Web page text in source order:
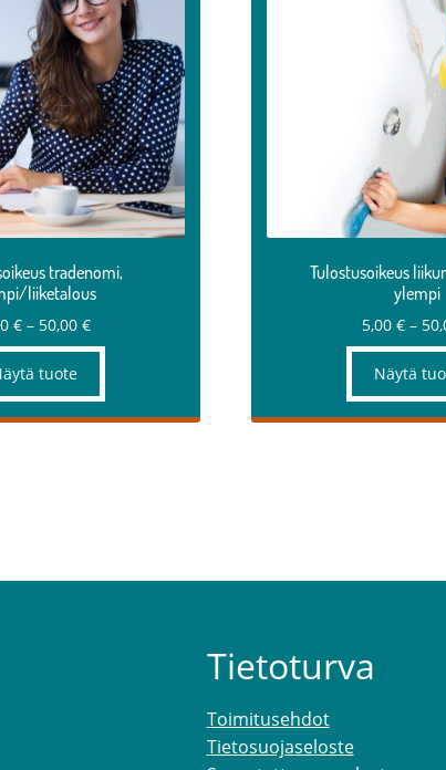
tradenomi,
liiketalous
€ – 50,00 €Hintaluokka:
5,00 €
50,00 €
tuote
Tulostusoikeus
ylempi
5,00 € –
Näytä
Tietoturva
Toimitusehdot
Tietosuojaseloste